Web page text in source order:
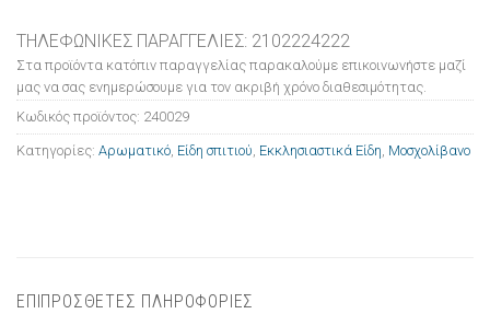
ΤΗΛΕΦΩΝΙΚΕΣ ΠΑΡΑΓΓΕΛΙΕΣ: 2102224222
Στα προϊόντα κατόπιν παραγγελίας παρακαλούμε επικοινωνήστε μαζί
μας να σας ενημερώσουμε για τον ακριβή χρόνο διαθεσιμότητας.
Κωδικός προϊόντος: 240029
Κατηγορίες: Αρωματικό Είδη σπιτιού Εκκλησιαστικά Είδη Μοσχολίβανο
ΕΠΙΠΡΟΣΘΕΤΕΣ ΠΛΗΡΟΦΟΡΙΕΣ